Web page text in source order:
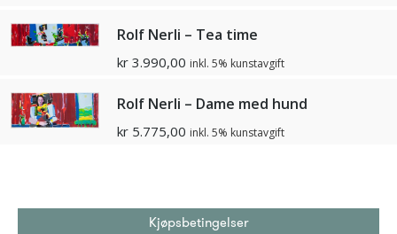
Rolf Nerli – Tea time
kr 3.990,00 inkl. 5% kunstavgift
Rolf Nerli – Dame med hund
kr 5.775,00 inkl. 5% kunstavgift
Kjøpsbetingelser